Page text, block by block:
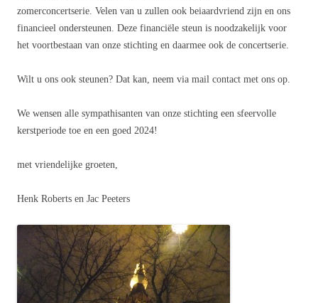
zomerconcertserie. Velen van u zullen ook beiaardvriend zijn en ons
financieel ondersteunen. Deze financiële steun is noodzakelijk voor
het voortbestaan van onze stichting en daarmee ook de concertserie.
Wilt u ons ook steunen? Dat kan, neem via mail contact met ons op.
We wensen alle sympathisanten van onze stichting een sfeervolle
kerstperiode toe en een goed 2024!
met vriendelijke groeten,
Henk Roberts en Jac Peeters